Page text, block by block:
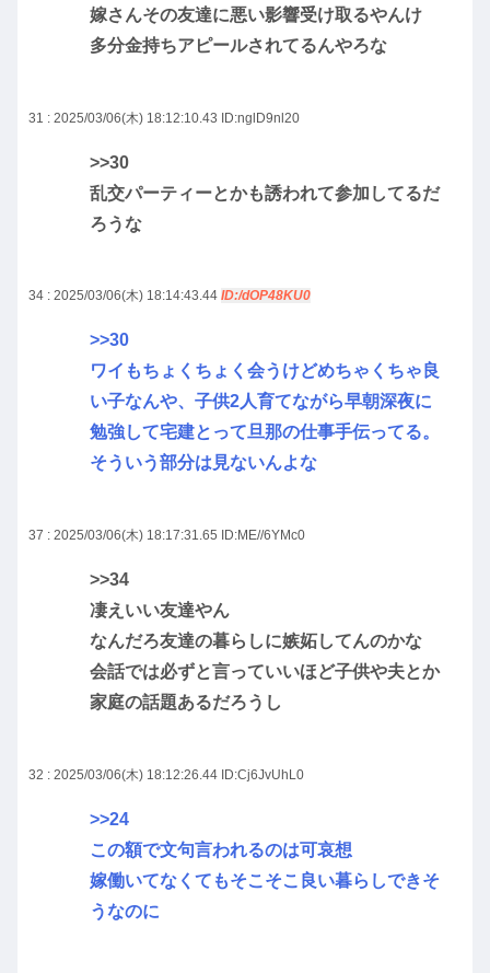
嫁さんその友達に悪い影響受け取るやんけ
多分金持ちアピールされてるんやろな
31 : 2025/03/06(木) 18:12:10.43 ID:nglD9nl20
>>30
乱交パーティーとかも誘われて参加してるだ
ろうな
34 : 2025/03/06(木) 18:14:43.44 ID:/dOP48KU0
>>30
ワイもちょくちょく会うけどめちゃくちゃ良
い子なんや、子供2人育てながら早朝深夜に
勉強して宅建とって旦那の仕事手伝ってる。
そういう部分は見ないんよな
37 : 2025/03/06(木) 18:17:31.65 ID:ME//6YMc0
>>34
凄えいい友達やん
なんだろ友達の暮らしに嫉妬してんのかな
会話では必ずと言っていいほど子供や夫とか
家庭の話題あるだろうし
32 : 2025/03/06(木) 18:12:26.44 ID:Cj6JvUhL0
>>24
この額で文句言われるのは可哀想
嫁働いてなくてもそこそこ良い暮らしできそ
うなのに